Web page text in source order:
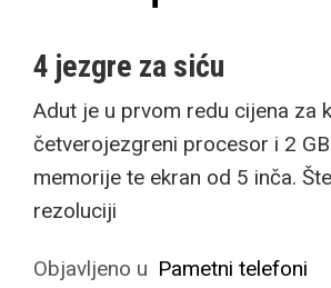
4 jezgre za siću
Adut je u prvom redu cijena za
četverojezgreni procesor i 2
memorije te ekran od 5 inča.
rezoluciji
Objavljeno u Pametni telefoni